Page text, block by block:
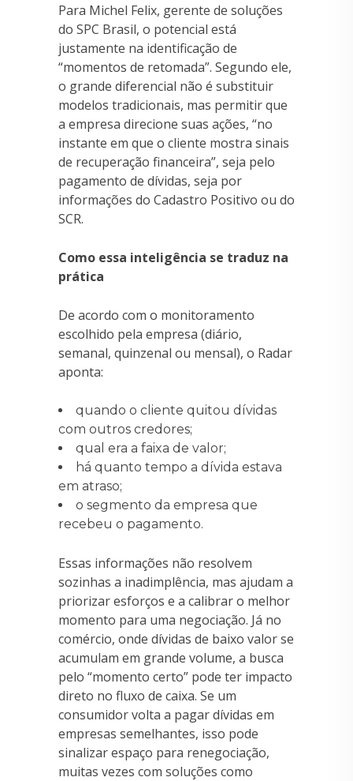
Para Michel Felix, gerente de soluções
do SPC Brasil, o potencial está
justamente na identificação de
“momentos de retomada”. Segundo ele,
o grande diferencial não é substituir
modelos tradicionais, mas permitir que
a empresa direcione suas ações, “no
instante em que o cliente mostra sinais
de recuperação financeira”, seja pelo
pagamento de dívidas, seja por
informações do Cadastro Positivo ou do
SCR.
Como essa inteligência se traduz na
prática
De acordo com o monitoramento
escolhido pela empresa (diário,
semanal, quinzenal ou mensal), o Radar
aponta:
quando o cliente quitou dívidas
com outros credores;
qual era a faixa de valor;
há quanto tempo a dívida estava
em atraso;
o segmento da empresa que
recebeu o pagamento.
Essas informações não resolvem
sozinhas a inadimplência, mas ajudam a
priorizar esforços e a calibrar o melhor
momento para uma negociação. Já no
comércio, onde dívidas de baixo valor se
acumulam em grande volume, a busca
pelo “momento certo” pode ter impacto
direto no fluxo de caixa. Se um
consumidor volta a pagar dívidas em
empresas semelhantes, isso pode
sinalizar espaço para renegociação,
muitas vezes com soluções como